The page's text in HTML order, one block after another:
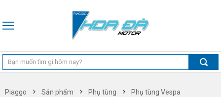
Piaggo Sản phẩm Phụ tùng
Phụ tùng Vespa